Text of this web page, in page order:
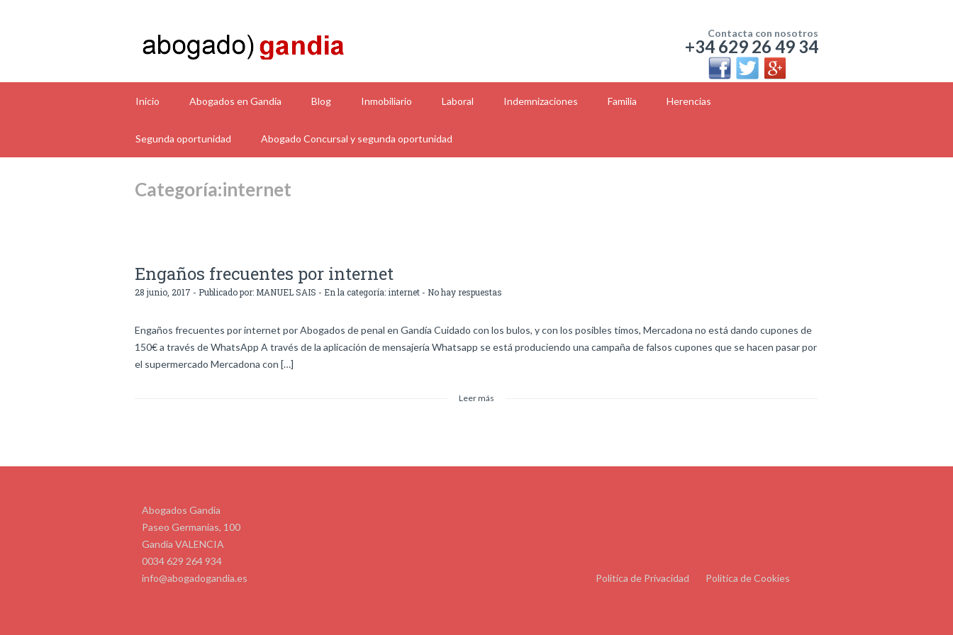
Contacta con nosotros
+34 629 26 49 34
Inicio Abogados en Gandía Blog Inmobiliario Laboral Indemnizaciones Familia Herencias
Segunda oportunidad Abogado Concursal y segunda oportunidad
Categoría:internet
Engaños frecuentes por internet
28 junio, 2017 - Publicado por: MANUEL SAIS - En la categoría: internet - No hay respuestas
Engaños frecuentes por internet por Abogados de penal en Gandía Cuidado con los bulos, y con los posibles timos, Mercadona no está dando cupones de
150€ a través de WhatsApp A través de la aplicación de mensajería Whatsapp se está produciendo una campaña de falsos cupones que se hacen pasar por
el supermercado Mercadona con […]
Leer más
Abogados Gandia
Paseo Germanias, 100
Gandia VALENCIA
0034 629 264 934
info@abogadogandia.es
Politíca de Privacidad Politíca de Cookies